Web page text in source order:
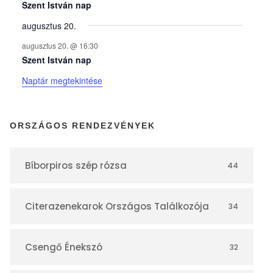
y
e
k
n
a
á
Szent István nap
augusztus 20.
augusztus 20. @ 16:30
Szent István nap
Naptár megtekintése
ORSZÁGOS RENDEZVÉNYEK
Bíborpiros szép rózsa 44
Citerazenekarok Országos Találkozója 34
Csengő Énekszó 32